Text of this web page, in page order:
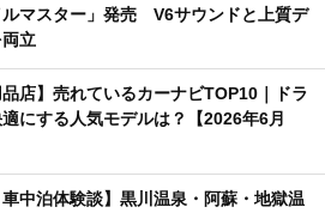
ルマスター」発売 V6サウンドと上質デ
立
品店】売れているカーナビTOP10｜ドラ
にする人気モデルは？【2026年6月
車中泊体験談】黒川温泉・阿蘇・地獄温